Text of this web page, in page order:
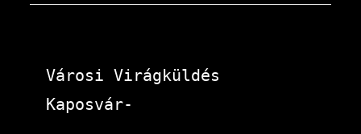
Városi Virágküldés
Kaposvár-